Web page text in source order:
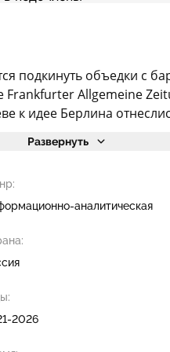
объедки с
Allgemeine
к идее Берлина
Развернуть
аналитическая
2026